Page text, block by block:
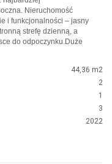
Nieruchomość
i funkcjonalności – jasny
strefę dzienną, a
do odpoczynku.Duże
44,36 m2
2
1
3
2022